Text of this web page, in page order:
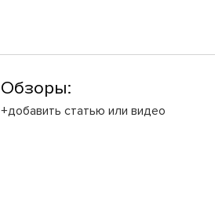
Обзоры:
+добавить статью или видео